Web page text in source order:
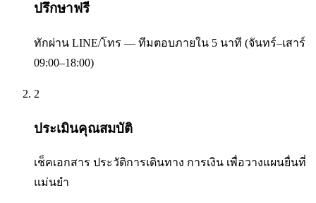
ปรึกษาฟรี
ทักผ่าน LINE/โทร — ทีมตอบภายใน 5 นาที (จันทร์–เสาร์
09:00–18:00)
2
ประเมินคุณสมบัติ
เช็คเอกสาร ประวัติการเดินทาง การเงิน เพื่อวางแผนยื่นที่
แม่นยำ